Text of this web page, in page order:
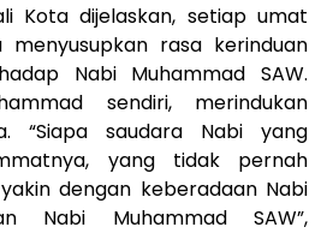
Kota dijelaskan, setiap umat
rasa kerinduan
Nabi Muhammad SAW.
sendiri, merindukan
“Siapa saudara Nabi yang
yang tidak pernah
dengan keberadaan Nabi
Nabi Muhammad SAW”,